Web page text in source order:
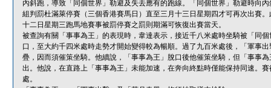
內斜跑，導致「同個世界」勒避及失去應有的跑線。「同個世界」勒避時向
組判罰杜滿萊停賽（三個香港賽馬日）直至三月十三日星期四才可再次出賽
十二日星期三跑馬地賽事被罰停賽之罰則期滿可恢復出賽當天。
被查詢有關「事事為王」的表現時，韋達表示，接近千八米處時坐騎被「同
口，至大約千四米處時走勢才開始變得較為暢順。過了九百米處後，「軍事
疊，因而須催策坐騎。他續說，「事事為王」脫口後他催策坐騎，但「事事
出。他說，在直路上「事事為王」未能加速，在奔向終點時僅能保持同速。
處。